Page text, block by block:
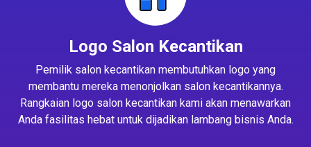
Logo Salon Kecantikan
Pemilik salon kecantikan membutuhkan logo yang
membantu mereka menonjolkan salon kecantikannya.
Rangkaian logo salon kecantikan kami akan menawarkan
Anda fasilitas hebat untuk dijadikan lambang bisnis Anda.